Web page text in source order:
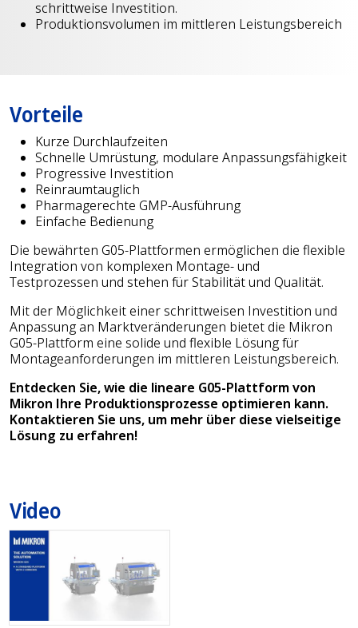
schrittweise Investition.
Produktionsvolumen im mittleren Leistungsbereich
Vorteile
Kurze Durchlaufzeiten
Schnelle Umrüstung, modulare Anpassungsfähigkeit
Progressive Investition
Reinraumtauglich
Pharmagerechte GMP-Ausführung
Einfache Bedienung
Die bewährten G05-Plattformen ermöglichen die flexible
Integration von komplexen Montage- und
Testprozessen und stehen für Stabilität und Qualität.
Mit der Möglichkeit einer schrittweisen Investition und
Anpassung an Marktveränderungen bietet die Mikron
G05-Plattform eine solide und flexible Lösung für
Montageanforderungen im mittleren Leistungsbereich.
Entdecken Sie, wie die lineare G05-Plattform von
Mikron Ihre Produktionsprozesse optimieren kann.
Kontaktieren Sie uns, um mehr über diese vielseitige
Lösung zu erfahren!
Video